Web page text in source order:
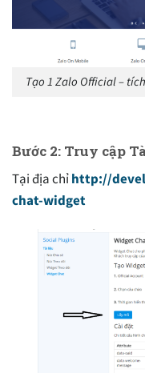
Tạo 1 Zalo Official –
Bước 2: Truy cập
Tại địa chỉhttp://
chat-widget